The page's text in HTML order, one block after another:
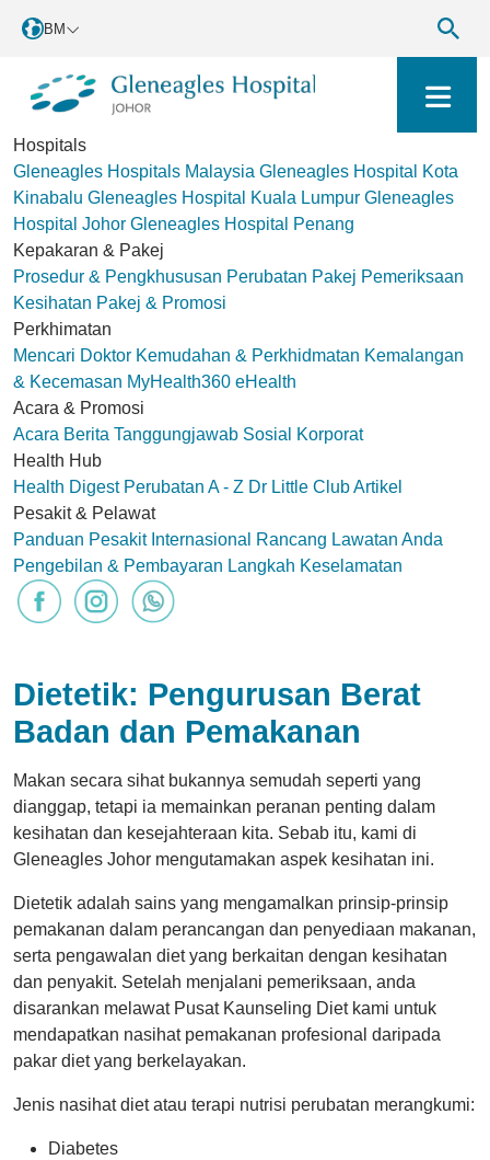
BM
Hospitals
Gleneagles Hospitals Malaysia Gleneagles Hospital Kota
Kinabalu Gleneagles Hospital Kuala Lumpur Gleneagles
Hospital Johor Gleneagles Hospital Penang
Kepakaran & Pakej
Prosedur & Pengkhususan Perubatan Pakej Pemeriksaan
Kesihatan Pakej & Promosi
Perkhimatan
Mencari Doktor Kemudahan & Perkhidmatan Kemalangan
& Kecemasan MyHealth360 eHealth
Acara & Promosi
Acara Berita Tanggungjawab Sosial Korporat
Health Hub
Health Digest Perubatan A - Z Dr Little ClubArtikel
Pesakit & Pelawat
Panduan Pesakit Internasional
Rancang Lawatan Anda
Pengebilan & Pembayaran Langkah Keselamatan
Dietetik: Pengurusan Berat
Badan dan Pemakanan
Makan secara sihat bukannya semudah seperti yang
dianggap, tetapi ia memainkan peranan penting dalam
kesihatan dan kesejahteraan kita. Sebab itu, kami di
Gleneagles Johor mengutamakan aspek kesihatan ini.
Dietetik adalah sains yang mengamalkan prinsip-prinsip
pemakanan dalam perancangan dan penyediaan makanan,
serta pengawalan diet yang berkaitan dengan kesihatan
dan penyakit. Setelah menjalani pemeriksaan, anda
disarankan melawat Pusat Kaunseling Diet kami untuk
mendapatkan nasihat pemakanan profesional daripada
pakar diet yang berkelayakan.
Jenis nasihat diet atau terapi nutrisi perubatan merangkumi:
Diabetes